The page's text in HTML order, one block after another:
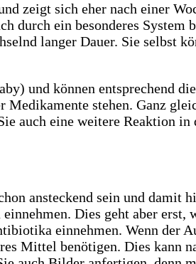
zeigt sich eher nach einer
durch ein besonderes System
langer Dauer. Sie selbst
und können entsprechend
stehen. Ganz
auch eine weitere Reaktion
ansteckend sein und damit
Dies geht aber erst,
einnehmen. Wenn der
Mittel benötigen. Dies kann